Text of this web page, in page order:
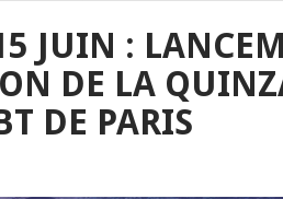
JUIN :
DE LA
DE PARIS